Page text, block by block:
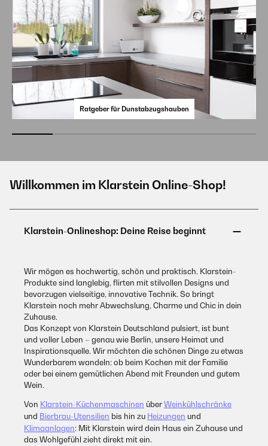
Ratgeber für Dunstabzugshauben
Willkommen im Klarstein Online-Shop!
Wir mögen es hochwertig, schön und praktisch. Klarstein-
Produkte sind langlebig, flirten mit stilvollen Designs und
bevorzugen vielseitige, innovative Technik. So bringt
Klarstein noch mehr Abwechslung, Charme und Chic in dein
Zuhause.
Das Konzept von Klarstein Deutschland pulsiert, ist bunt
und voller Leben – genau wie Berlin, unsere Heimat und
Inspirationsquelle. Wir möchten die schönen Dinge zu etwas
Wunderbarem wandeln: ob beim Kochen mit der Familie
oder bei einem gemütlichen Abend mit Freunden und gutem
Wein.
Von Klarstein-Küchenmaschinen überWeinkühlschränke
und Bierbrau-Utensilien bis hin zu Heizungen und
Klimaanlagen: Mit Klarstein wird dein Haus ein Zuhause und
das Wohlgefühl zieht direkt mit ein.